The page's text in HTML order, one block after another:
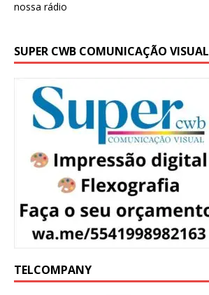
SUPER CWB COMUNICAÇÃO VISUAL
TELCOMPANY